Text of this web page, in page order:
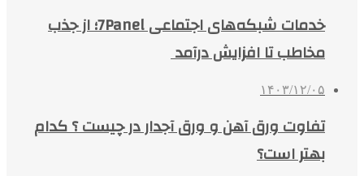
خدمات شبکه‌های اجتماعی 7Panel؛ از جذب
مخاطب تا افزایش درآمد
۱۴۰۳/۱۲/۰۵
تفاوت ورق آهن و ورق آجدار در چیست ؟ کدام
بهتر است؟